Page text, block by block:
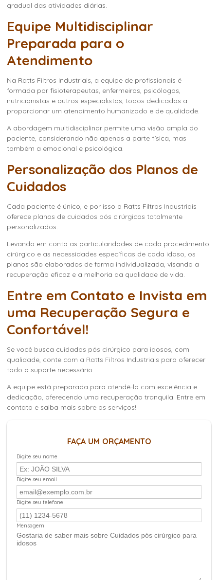
gradual das atividades diárias.
Equipe Multidisciplinar
Preparada para o
Atendimento
Na Ratts Filtros Industriais, a equipe de profissionais é
formada por fisioterapeutas, enfermeiros, psicólogos,
nutricionistas e outros especialistas, todos dedicados a
proporcionar um atendimento humanizado e de qualidade.
A abordagem multidisciplinar permite uma visão ampla do
paciente, considerando não apenas a parte física, mas
também a emocional e psicológica.
Personalização dos Planos de
Cuidados
Cada paciente é único, e por isso a Ratts Filtros Industriais
oferece planos de cuidados pós cirúrgicos totalmente
personalizados.
Levando em conta as particularidades de cada procedimento
cirúrgico e as necessidades específicas de cada idoso, os
planos são elaborados de forma individualizada, visando a
recuperação eficaz e a melhoria da qualidade de vida.
Entre em Contato e Invista em
uma Recuperação Segura e
Confortável!
Se você busca cuidados pós cirúrgico para idosos, com
qualidade, conte com a Ratts Filtros Industriais para oferecer
todo o suporte necessário.
A equipe está preparada para atendê-lo com excelência e
dedicação, oferecendo uma recuperação tranquila. Entre em
contato e saiba mais sobre os serviços!
FAÇA UM ORÇAMENTO
Digite seu nome
Digite seu email
Digite seu telefone
Mensagem